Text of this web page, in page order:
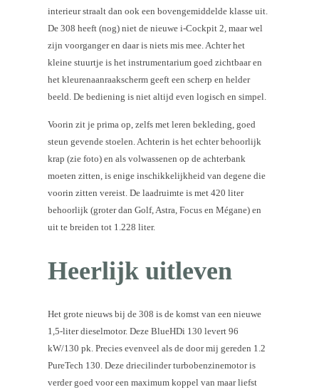
interieur straalt dan ook een bovengemiddelde klasse uit.
De 308 heeft (nog) niet de nieuwe i-Cockpit 2, maar wel
zijn voorganger en daar is niets mis mee. Achter het
kleine stuurtje is het instrumentarium goed zichtbaar en
het kleurenaanraakscherm geeft een scherp en helder
beeld. De bediening is niet altijd even logisch en simpel.
Voorin zit je prima op, zelfs met leren bekleding, goed
steun gevende stoelen. Achterin is het echter behoorlijk
krap (zie foto) en als volwassenen op de achterbank
moeten zitten, is enige inschikkelijkheid van degene die
voorin zitten vereist. De laadruimte is met 420 liter
behoorlijk (groter dan Golf, Astra, Focus en Mégane) en
uit te breiden tot 1.228 liter.
Heerlijk uitleven
Het grote nieuws bij de 308 is de komst van een nieuwe
1,5-liter dieselmotor. Deze BlueHDi 130 levert 96
kW/130 pk. Precies evenveel als de door mij gereden 1.2
PureTech 130. Deze driecilinder turbobenzinemotor is
verder goed voor een maximum koppel van maar liefst